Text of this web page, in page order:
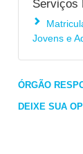
Serviços
Jovens e
ÓRGÃO
DEIXE SUA